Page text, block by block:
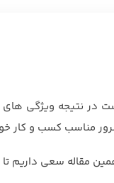
در نتیجه ویژگی
مناسب کسب و کار
مقاله سعی داریم